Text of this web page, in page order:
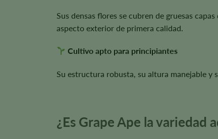
Sus densas flores se cubren de gruesas
aspecto exterior de primera calidad.
Cultivo apto para principiantes
Su estructura robusta, su altura manejable y
¿Es Grape Ape la variedad